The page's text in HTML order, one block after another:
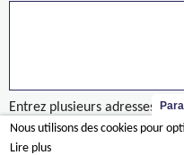
Entrez plusieurs adresses sur
par des virgules.
Nous utilisons des cookies pour
Lire plus